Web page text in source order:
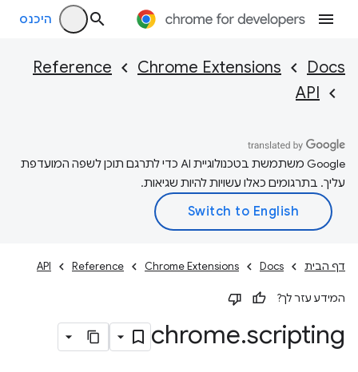
היכנס
Docs
Chrome Extensions
Reference
API
‫Google משתמשת בטכנולוגיית AI כדי לתרגם תוכן לשפה המועדפת
עליך. בתרגומים כאלו עשויות להיות שגיאות.
דף הבית Docs
Chrome Extensions
Reference
API
המידע עזר לך?
chrome.scripting